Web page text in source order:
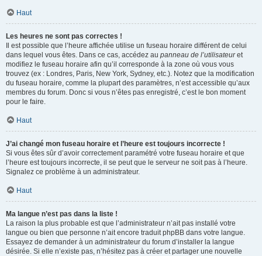
Haut
Les heures ne sont pas correctes !
Il est possible que l’heure affichée utilise un fuseau horaire différent de celui
dans lequel vous êtes. Dans ce cas, accédez au panneau de l’utilisateuret
modifiez le fuseau horaire afin qu’il corresponde à la zone où vous vous
trouvez (ex : Londres, Paris, New York, Sydney, etc.). Notez que la modification
du fuseau horaire, comme la plupart des paramètres, n’est accessible qu’aux
membres du forum. Donc si vous n’êtes pas enregistré, c’est le bon moment
pour le faire.
Haut
J’ai changé mon fuseau horaire et l’heure est toujours incorrecte !
Si vous êtes sûr d’avoir correctement paramétré votre fuseau horaire et que
l’heure est toujours incorrecte, il se peut que le serveur ne soit pas à l’heure.
Signalez ce problème à un administrateur.
Haut
Ma langue n’est pas dans la liste !
La raison la plus probable est que l’administrateur n’ait pas installé votre
langue ou bien que personne n’ait encore traduit phpBB dans votre langue.
Essayez de demander à un administrateur du forum d’installer la langue
désirée. Si elle n’existe pas, n’hésitez pas à créer et partager une nouvelle